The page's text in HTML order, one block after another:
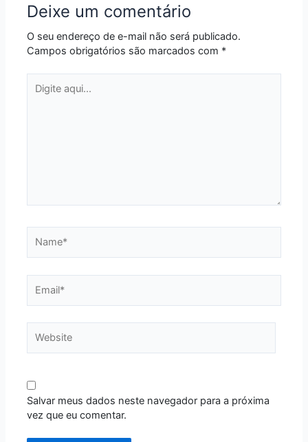
Deixe um comentário
O seu endereço de e-mail não será publicado.
Campos obrigatórios são marcados com *
aqui...
Salvar meus dados neste navegador para a próxima
vez que eu comentar.